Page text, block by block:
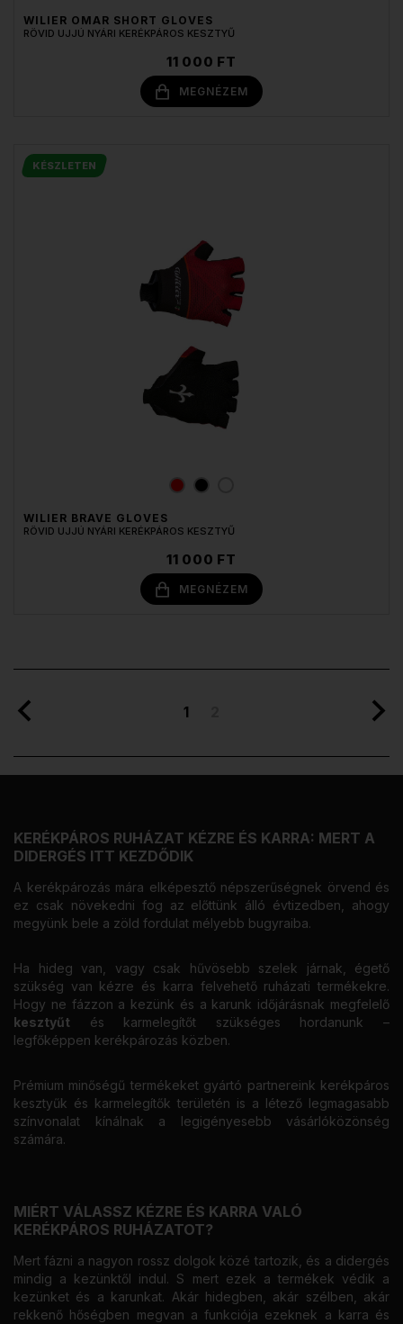
WILIER OMAR SHORT GLOVES
RÖVID UJJÚ NYÁRI KERÉKPÁROS KESZTYŰ
11 000 FT
MEGNÉZEM
KÉSZLETEN
WILIER BRAVE GLOVES
RÖVID UJJÚ NYÁRI KERÉKPÁROS KESZTYŰ
11 000 FT
MEGNÉZEM
1
KERÉKPÁROS RUHÁZAT KÉZRE ÉS KARRA: MERT A
DIDERGÉS ITT KEZDŐDIK
A kerékpározás mára elképesztő népszerűségnek örvend és
ez csak növekedni fog az előttünk álló évtizedben, ahogy
megyünk bele a zöld fordulat mélyebb bugyraiba.
Ha hideg van, vagy csak hűvösebb szelek járnak, égető
szükség van kézre és karra felvehető ruházati termékekre.
Hogy ne fázzon a kezünk és a karunk időjárásnak megfelelő
kesztyűt és karmelegítőt szükséges hordanunk –
legfőképpen kerékpározás közben.
Prémium minőségű termékeket gyártó partnereink kerékpáros
kesztyűk és karmelegítők területén is a létező legmagasabb
színvonalat kínálnak a legigényesebb vásárlóközönség
számára.
MIÉRT VÁLASSZ KÉZRE ÉS KARRA VALÓ
KERÉKPÁROS RUHÁZATOT?
Mert fázni a nagyon rossz dolgok közé tartozik, és a didergés
mindig a kezünktől indul. S mert ezek a termékek védik a
kezünket és a karunkat. Akár hidegben, akár szélben, akár
rekkenő hőségben megvan a funkciója ezeknek a karra és